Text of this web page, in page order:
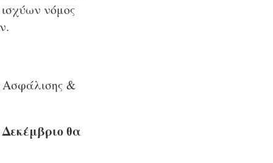
νόμος
Ασφάλισης &
θα